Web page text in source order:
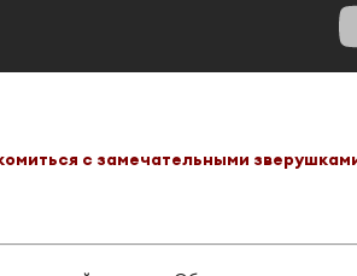
с замечательными